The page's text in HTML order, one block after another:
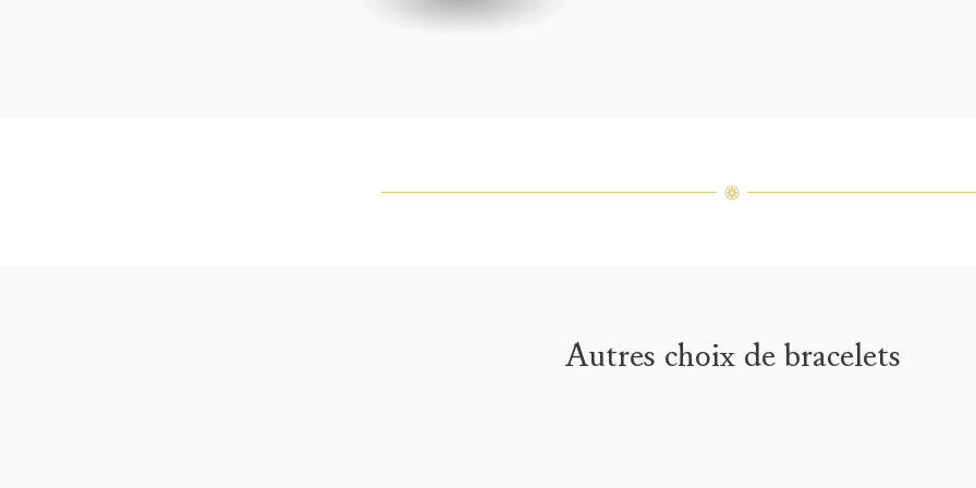
Autres choix de bracelets